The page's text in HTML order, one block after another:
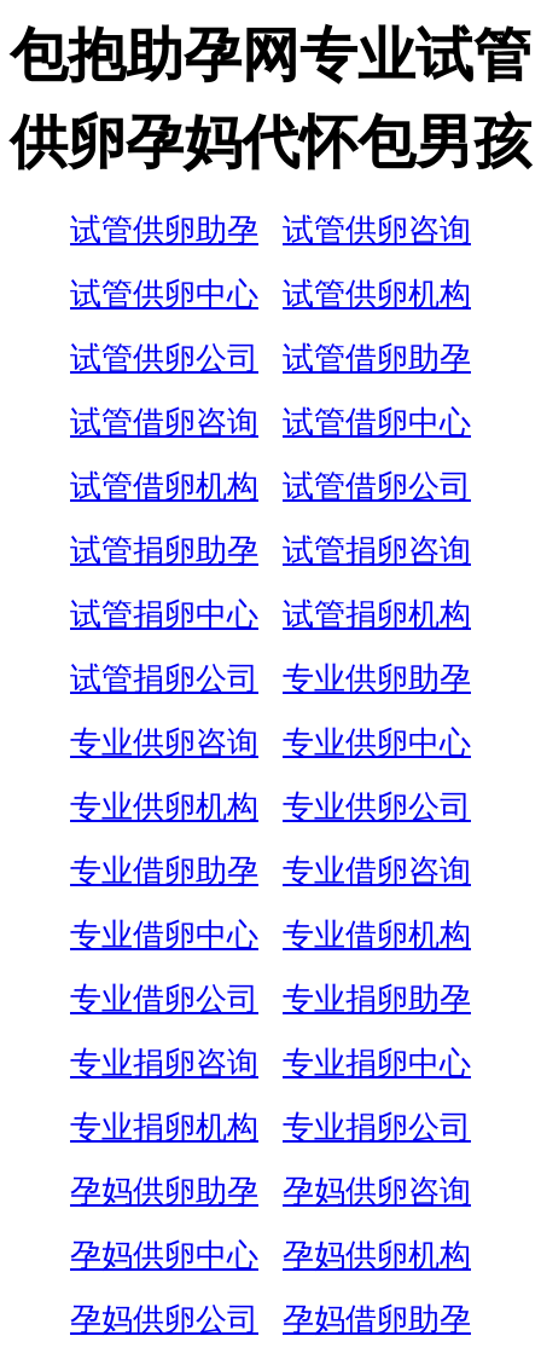
包抱助孕网专业试管
供卵孕妈代怀包男孩
试管供卵助孕
试管供卵咨询
试管供卵中心
试管供卵机构
试管供卵公司
试管借卵助孕
试管借卵咨询
试管借卵中心
试管借卵机构
试管借卵公司
试管捐卵助孕
试管捐卵咨询
试管捐卵中心
试管捐卵机构
试管捐卵公司
专业供卵助孕
专业供卵咨询
专业供卵中心
专业供卵机构
专业供卵公司
专业借卵助孕
专业借卵咨询
专业借卵中心
专业借卵机构
专业借卵公司
专业捐卵助孕
专业捐卵咨询
专业捐卵中心
专业捐卵机构
专业捐卵公司
孕妈供卵助孕
孕妈供卵咨询
孕妈供卵中心
孕妈供卵机构
孕妈供卵公司
孕妈借卵助孕